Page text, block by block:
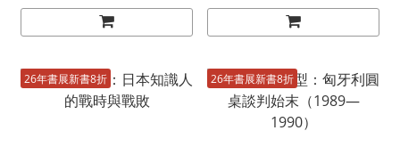
26年書展新書8折 26年書展新書8折